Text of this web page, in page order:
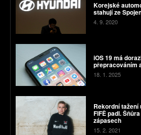
Korejské
stahují ze
4. 9. 2020
iOS 19 má
přepracováním
18. 1. 2025
Rekordní
FIFĚ padl.
zápasech
15. 2. 2021